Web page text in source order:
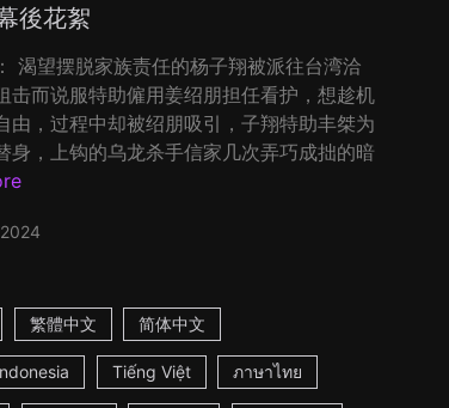
後花絮
渴望摆脱家族责任的杨子翔被派往台湾洽
击而说服特助僱用姜绍朋担任看护，想趁机
由，过程中却被绍朋吸引，子翔特助丰桀为
身，上钩的乌龙杀手信家几次弄巧成拙的暗
2024
繁體中文 简体中文
Tiếng Việt ภาษาไทย